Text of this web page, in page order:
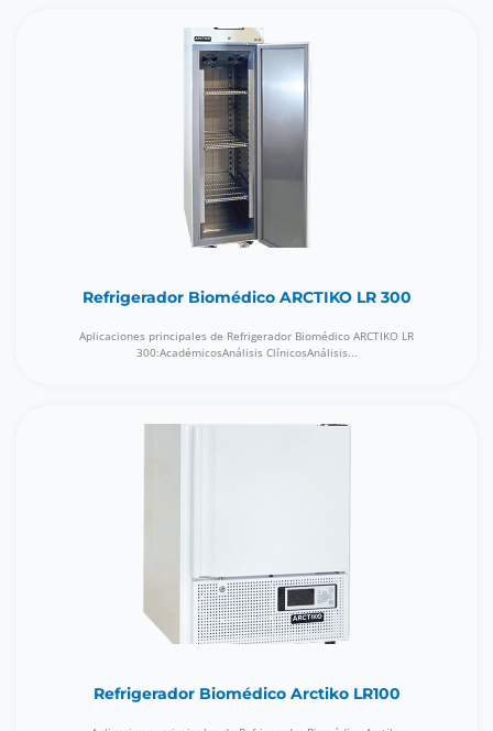
Refrigerador Biomédico ARCTIKO LR 300
Aplicaciones principales de Refrigerador Biomédico ARCTIKO LR
300:AcadémicosAnálisis ClínicosAnálisis...
Refrigerador Biomédico Arctiko LR100